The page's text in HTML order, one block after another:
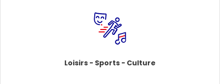
Loisirs - Sports - Culture